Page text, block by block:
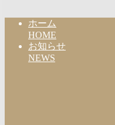
ホーム
HOME
お知らせ
NEWS